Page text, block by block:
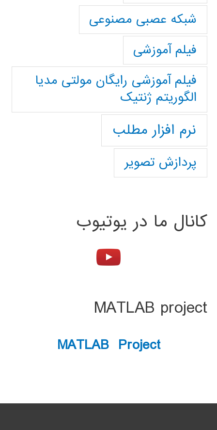
شبکه عصبی مصنوعی
فیلم آموزشی
فیلم آموزشی رایگان مولتی مدیا
الگوریتم ژنتیک
نرم افزار مطلب
پردازش تصویر
کانال ما در یوتیوب
MATLAB project
MATLAB Project